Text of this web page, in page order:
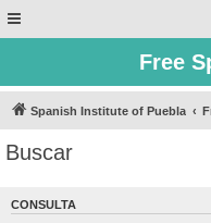
Free
Spanish Institute of Puebla
Buscar
CONSULTA